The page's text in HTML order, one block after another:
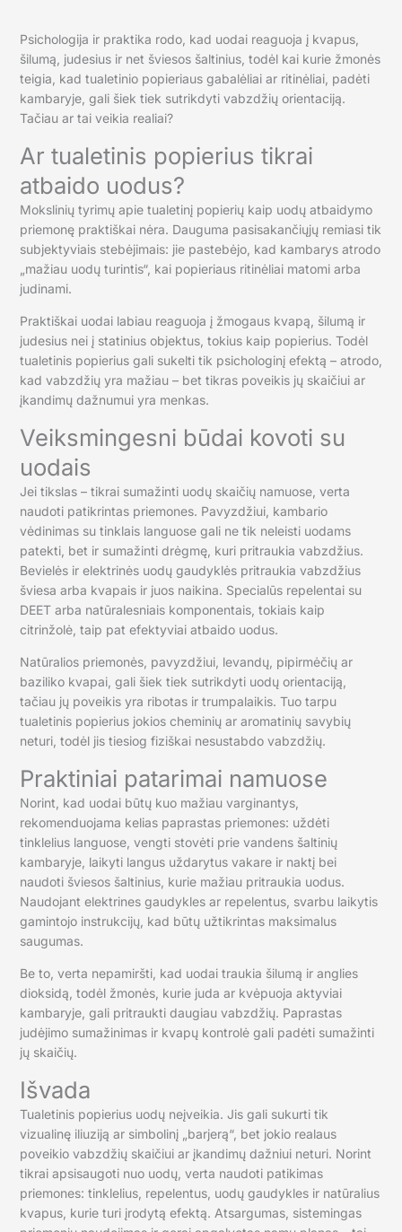
Psichologija ir praktika rodo, kad uodai reaguoja į kvapus,
šilumą, judesius ir net šviesos šaltinius, todėl kai kurie žmonės
teigia, kad tualetinio popieriaus gabalėliai ar ritinėliai, padėti
kambaryje, gali šiek tiek sutrikdyti vabzdžių orientaciją.
Tačiau ar tai veikia realiai?
Ar tualetinis popierius tikrai
atbaido uodus?
Mokslinių tyrimų apie tualetinį popierių kaip uodų atbaidymo
priemonę praktiškai nėra. Dauguma pasisakančiųjų remiasi tik
subjektyviais stebėjimais: jie pastebėjo, kad kambarys atrodo
„mažiau uodų turintis“, kai popieriaus ritinėliai matomi arba
judinami.
Praktiškai uodai labiau reaguoja į žmogaus kvapą, šilumą ir
judesius nei į statinius objektus, tokius kaip popierius. Todėl
tualetinis popierius gali sukelti tik psichologinį efektą – atrodo,
kad vabzdžių yra mažiau – bet tikras poveikis jų skaičiui ar
įkandimų dažnumui yra menkas.
Veiksmingesni būdai kovoti su
uodais
Jei tikslas – tikrai sumažinti uodų skaičių namuose, verta
naudoti patikrintas priemones. Pavyzdžiui, kambario
vėdinimas su tinklais languose gali ne tik neleisti uodams
patekti, bet ir sumažinti drėgmę, kuri pritraukia vabzdžius.
Bevielės ir elektrinės uodų gaudyklės pritraukia vabzdžius
šviesa arba kvapais ir juos naikina. Specialūs repelentai su
DEET arba natūralesniais komponentais, tokiais kaip
citrinžolė, taip pat efektyviai atbaido uodus.
Natūralios priemonės, pavyzdžiui, levandų, pipirmėčių ar
baziliko kvapai, gali šiek tiek sutrikdyti uodų orientaciją,
tačiau jų poveikis yra ribotas ir trumpalaikis. Tuo tarpu
tualetinis popierius jokios cheminių ar aromatinių savybių
neturi, todėl jis tiesiog fiziškai nesustabdo vabzdžių.
Praktiniai patarimai namuose
Norint, kad uodai būtų kuo mažiau varginantys,
rekomenduojama kelias paprastas priemones: uždėti
tinklelius languose, vengti stovėti prie vandens šaltinių
kambaryje, laikyti langus uždarytus vakare ir naktį bei
naudoti šviesos šaltinius, kurie mažiau pritraukia uodus.
Naudojant elektrines gaudykles ar repelentus, svarbu laikytis
gamintojo instrukcijų, kad būtų užtikrintas maksimalus
saugumas.
Be to, verta nepamiršti, kad uodai traukia šilumą ir anglies
dioksidą, todėl žmonės, kurie juda ar kvėpuoja aktyviai
kambaryje, gali pritraukti daugiau vabzdžių. Paprastas
judėjimo sumažinimas ir kvapų kontrolė gali padėti sumažinti
jų skaičių.
Išvada
Tualetinis popierius uodų neįveikia. Jis gali sukurti tik
vizualinę iliuziją ar simbolinį „barjerą“, bet jokio realaus
poveikio vabzdžių skaičiui ar įkandimų dažniui neturi. Norint
tikrai apsisaugoti nuo uodų, verta naudoti patikimas
priemones: tinklelius, repelentus, uodų gaudykles ir natūralius
kvapus, kurie turi įrodytą efektą. Atsargumas, sistemingas